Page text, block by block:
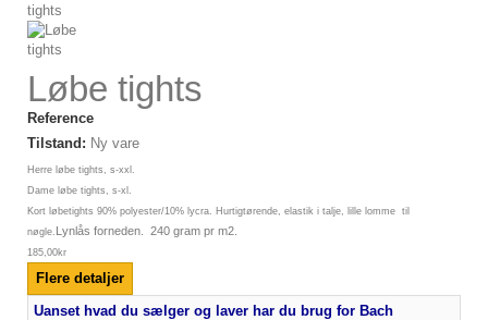
Løbe tights
Reference
Tilstand: Ny vare
Herre løbe tights, s-xxl.
Dame løbe tights, s-xl.
Kort løbetights 90% polyester/10% lycra. Hurtigtørende, elastik i talje, lille lomme til
nøgle. Lynlås forneden. 240 gram pr m2.
185,00kr
Flere detaljer
Uanset hvad du sælger og laver har du brug for Bach